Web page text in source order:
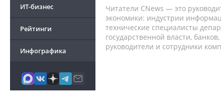
ИТ-бизнес
Рейтинги
Инфографика
Читатели CNews — это
экономики: индустрии
технические специалисты
государственной власти,
руководители и сотрудники